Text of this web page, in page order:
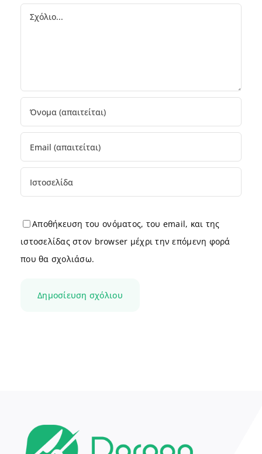
Comment
Αποθήκευση του ονόματος, του email, και της
ιστοσελίδας στον browser μέχρι την επόμενη φορά
που θα σχολιάσω.